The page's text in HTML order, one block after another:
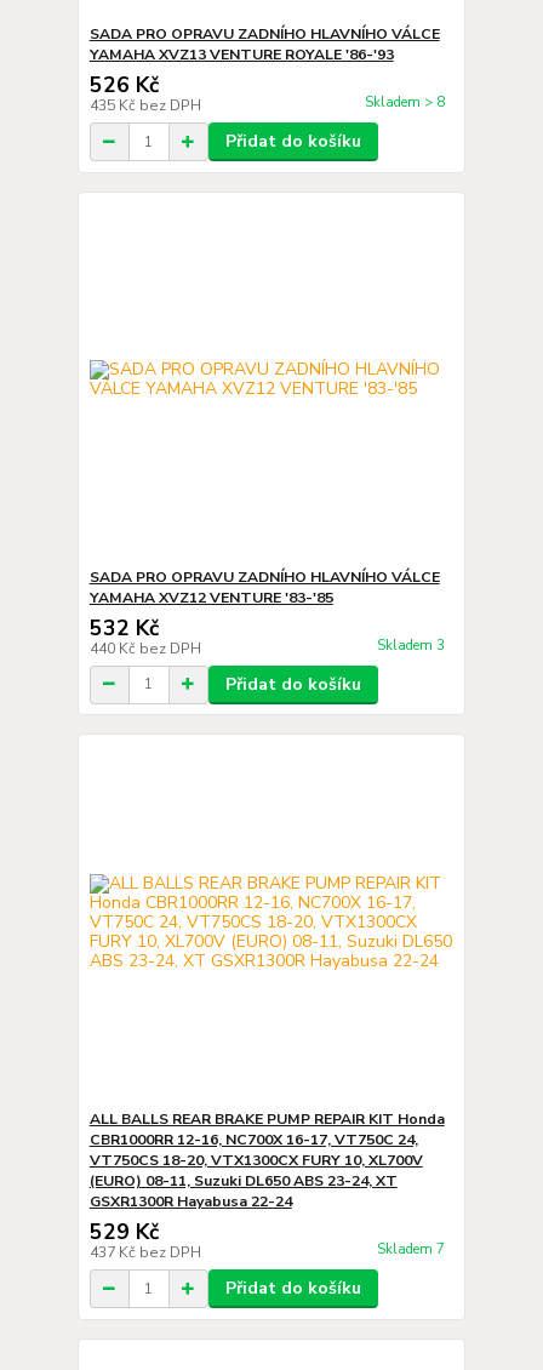
SADA PRO OPRAVU ZADNÍHO HLAVNÍHO VÁLCE
YAMAHA XVZ13 VENTURE ROYALE '86-'93
526 Kč
435 Kč bez DPH Skladem > 8
Přidat do košíku
SADA PRO OPRAVU ZADNÍHO HLAVNÍHO VÁLCE
YAMAHA XVZ12 VENTURE '83-'85
532 Kč
440 Kč bez DPH Skladem 3
Přidat do košíku
ALL BALLS REAR BRAKE PUMP REPAIR KIT Honda
CBR1000RR 12-16, NC700X 16-17, VT750C 24,
VT750CS 18-20, VTX1300CX FURY 10, XL700V
(EURO) 08-11, Suzuki DL650 ABS 23-24, XT
GSXR1300R Hayabusa 22-24
529 Kč
437 Kč bez DPH Skladem 7
Přidat do košíku